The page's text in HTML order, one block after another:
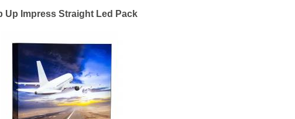
Up Impress Straight Led Pack